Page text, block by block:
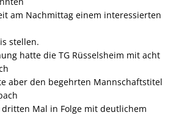
am Nachmittag einem interessierten
stellen.
hatte die TG Rüsselsheim mit acht
aber den begehrten Mannschaftstitel
Mal in Folge mit deutlichem